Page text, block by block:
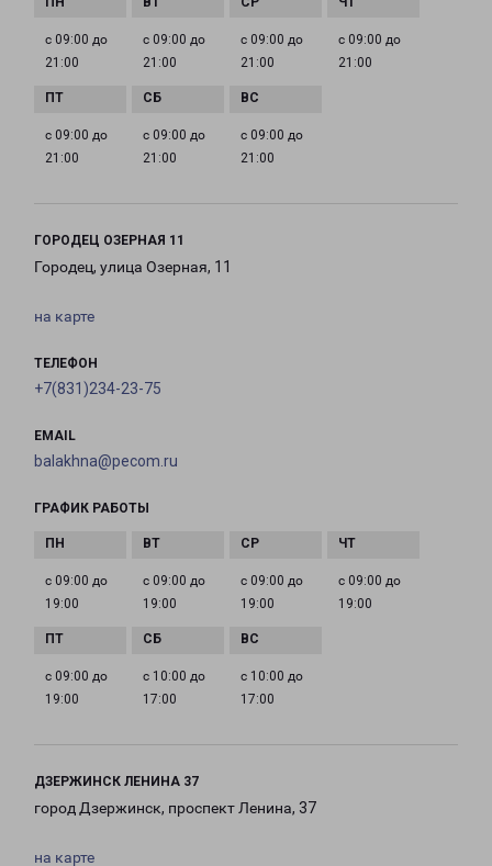
с 09:00 до
21:00
с 09:00 до
21:00
с 09:00 до
21:00
с 09:00 до
21:00
с 09:00 до
21:00
с 09:00 до
21:00
с 09:00 до
21:00
ГОРОДЕЦ ОЗЕРНАЯ 11
Городец, улица Озерная, 11
на карте
ТЕЛЕФОН
+7(831)234-23-75
EMAIL
balakhna@pecom.ru
ГРАФИК РАБОТЫ
с 09:00 до
19:00
с 09:00 до
19:00
с 09:00 до
19:00
с 09:00 до
19:00
с 09:00 до
19:00
с 10:00 до
17:00
с 10:00 до
17:00
ДЗЕРЖИНСК ЛЕНИНА 37
город Дзержинск, проспект Ленина, 37
на карте